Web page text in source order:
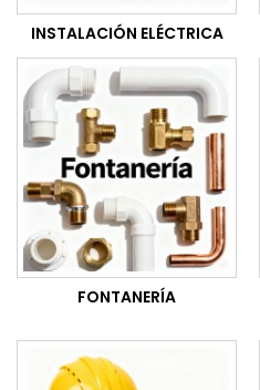
INSTALACIÓN ELÉCTRICA
FONTANERÍA